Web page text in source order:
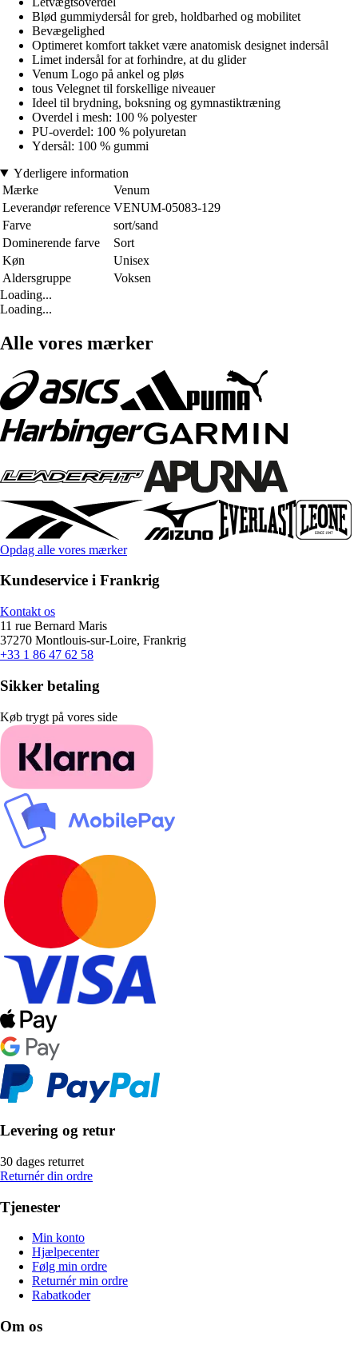
Blød gummiydersål for greb, holdbarhed og mobilitet
Bevægelighed
Optimeret komfort takket være anatomisk designet indersål
Limet indersål for at forhindre, at du glider
Venum Logo på ankel og pløs
tous Velegnet til forskellige niveauer
Ideel til brydning, boksning og gymnastiktræning
Overdel i mesh: 100 % polyester
PU-overdel: 100 % polyuretan
Ydersål: 100 % gummi
Yderligere information
Mærke
Venum
Leverandør reference VENUM-05083-129
Farve
sort/sand
Dominerende farve
Sort
Køn
Unisex
Aldersgruppe
Voksen
Loading...
Loading...
Alle vores mærker
Opdag alle vores mærker
Kundeservice i Frankrig
Kontakt os
11 rue Bernard Maris
37270 Montlouis-sur-Loire, Frankrig
+33 1 86 47 62 58
Sikker betaling
Køb trygt på vores side
Levering og retur
30 dages returret
Returnér din ordre
Tjenester
Min konto
Hjælpecenter
Følg min ordre
Returnér min ordre
Rabatkoder
Om os